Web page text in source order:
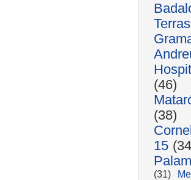
(46)
(38)
15
(31)